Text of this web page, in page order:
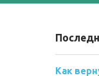
Как